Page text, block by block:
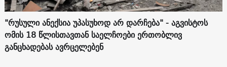
"რუსული ანექსია უპასუხოდ არ დარჩება" - აგვისტოს
ომის 18 წლისთავთან საელჩოები ერთობლივ
განცხადებას ავრცელებენ